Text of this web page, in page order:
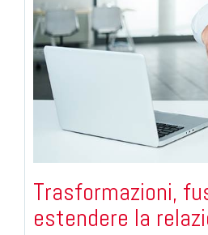
Trasformazioni,
estendere la